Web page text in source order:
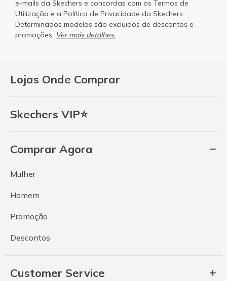
Lojas Onde Comprar
Skechers VIP⭐
Comprar Agora
Mulher
Homem
Promoção
Descontos
Customer Service
e-mails da Skechers e concordas com os Termos de
Utilização e a Política de Privacidade da Skechers.
Determinados modelos são excluidos de descontos e
promoções. Ver mais detalhes.